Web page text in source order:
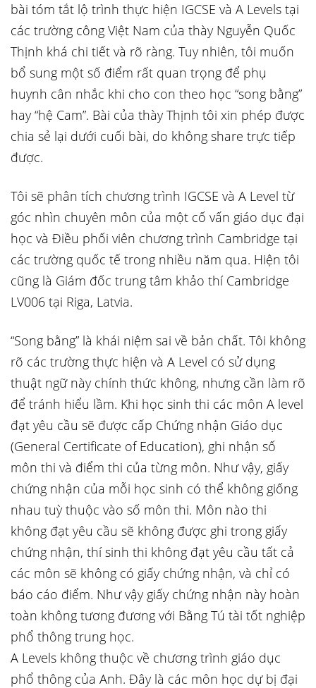
bài tóm tắt lộ trình thực hiện IGCSE và A Levels tại
các trường công Việt Nam của thày Nguyễn Quốc
Thịnh khá chi tiết và rõ ràng. Tuy nhiên, tôi muốn
bổ sung một số điểm rất quan trọng để phụ
huynh cân nhắc khi cho con theo học “song bằng”
hay “hệ Cam”. Bài của thày Thịnh tôi xin phép được
chia sẻ lại dưới cuối bài, do không share trực tiếp
được.
Tôi sẽ phân tích chương trình IGCSE và A Level từ
góc nhìn chuyên môn của một cố vấn giáo dục đại
học và Điều phối viên chương trình Cambridge tại
các trường quốc tế trong nhiều năm qua. Hiện tôi
cũng là Giám đốc trung tâm khảo thí Cambridge
LV006 tại Riga, Latvia.
“Song bằng” là khái niệm sai về bản chất. Tôi không
rõ các trường thực hiện và A Level có sử dụng
thuật ngữ này chính thức không, nhưng cần làm rõ
để tránh hiểu lầm. Khi học sinh thi các môn A level
đạt yêu cầu sẽ được cấp Chứng nhận Giáo dục
(General Certificate of Education), ghi nhận số
môn thi và điểm thi của từng môn. Như vậy, giấy
chứng nhận của mỗi học sinh có thể không giống
nhau tuỳ thuộc vào số môn thi. Môn nào thi
không đạt yêu cầu sẽ không được ghi trong giấy
chứng nhận, thí sinh thi không đạt yêu cầu tất cả
các môn sẽ không có giấy chứng nhận, và chỉ có
báo cáo điểm. Như vậy giấy chứng nhận này hoàn
toàn không tương đương với Bằng Tú tài tốt nghiệp
phổ thông trung học.
A Levels không thuộc về chương trình giáo dục
phổ thông của Anh. Đây là các môn học dự bị đại